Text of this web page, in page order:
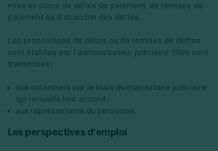
mise en place de délais de paiement, de remises de
paiement ou d’abandon des dettes.
Les propositions de délais ou de remises de dettes
sont établies par l’administrateur judiciaire. Elles sont
transmises :
aux créanciers par le biais du mandataire judiciaire
qui recueille leur accord ;
aux représentants du personnel.
Les perspectives d’emploi